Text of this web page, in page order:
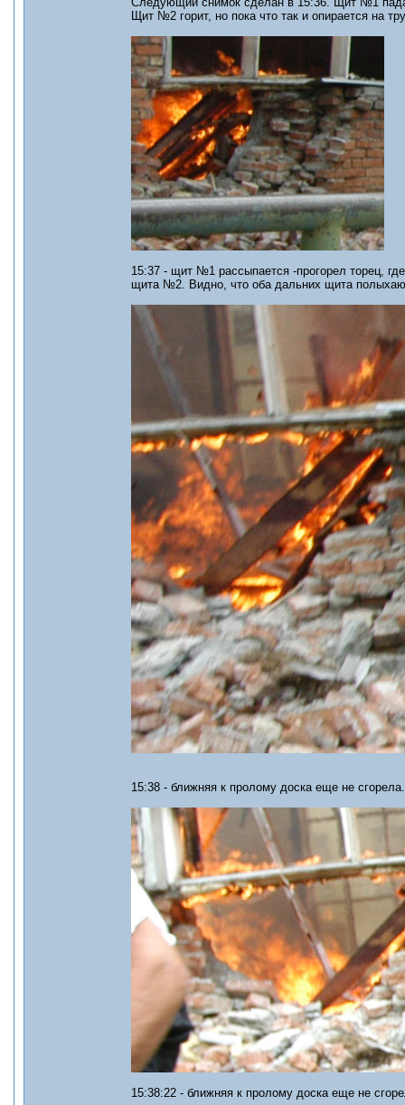
Щит №2 горит, но пока что так и опирается на
15:37 - щит №1 рассыпается -прогорел торец,
щита №2. Видно, что оба дальних щита
15:38 - ближняя к пролому доска еще не сгорела.
15:38:22 - ближняя к пролому доска еще не